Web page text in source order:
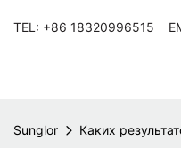
TEL: +86 18320996515
Sunglor Каких